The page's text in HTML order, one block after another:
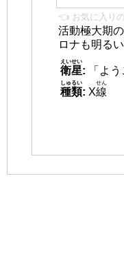
👈 お気に入り
活動極大期
ロナも明るい
衛星
えいせい
:
「よう
種類
しゅるい
: X線
せん